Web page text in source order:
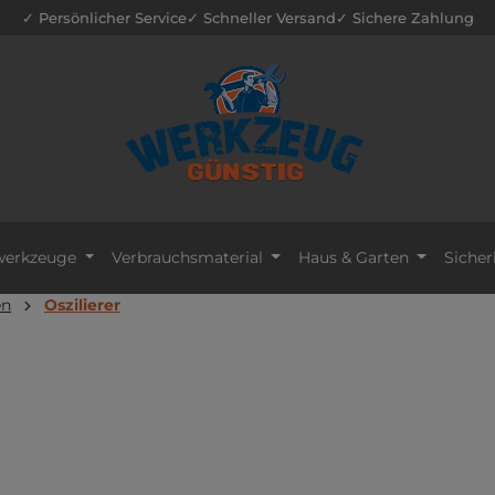
✓ Persönlicher Service✓ Schneller Versand✓ Sichere Zahlung
Verbrauchsmaterial Haus & Garten
Oszilierer